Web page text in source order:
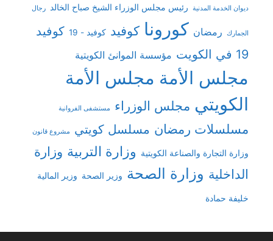
ديوان الخدمة المدنية رئيس مجلس الوزراء الشيخ صباح الخالد رجال
الجمارك رمضان كورونا كوفيد كوفيد - 19
كوفيد
19 في الكويت
مؤسسة الموانئ الكويتية
مجلس الأمة مجلس الأمة
الكويتي مجلس الوزراء مستشفى الفروانية
مسلسلات رمضان مسلسل كويتي مشروع قانون
وزارة التجارة والصناعة الكويتية وزارة التربية وزارة
الداخلية وزارة الصحة وزير الصحة وزير المالية
خليفة حمادة